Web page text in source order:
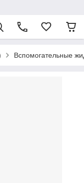
Вспомогательные